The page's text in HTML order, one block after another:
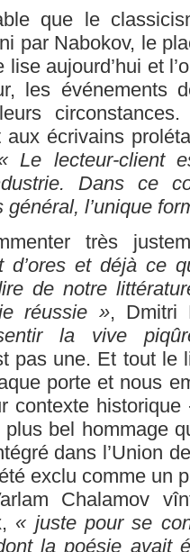
que le
par Nabokov, le
lise aujourd’hui et
les événements
aux écrivains
Le lecteur-client
Dans ce
général, l’unique
très
d’ores et déjà ce
de notre
réussie », Dmitri
la vive
pas une. Et tout
porte et nous
contexte
bel hommage
dans l’Union
exclu comme un
Chalamov
« juste pour se
la poésie avait